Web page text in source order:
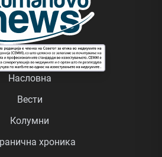
Насловна
Вести
Колумни
хроника